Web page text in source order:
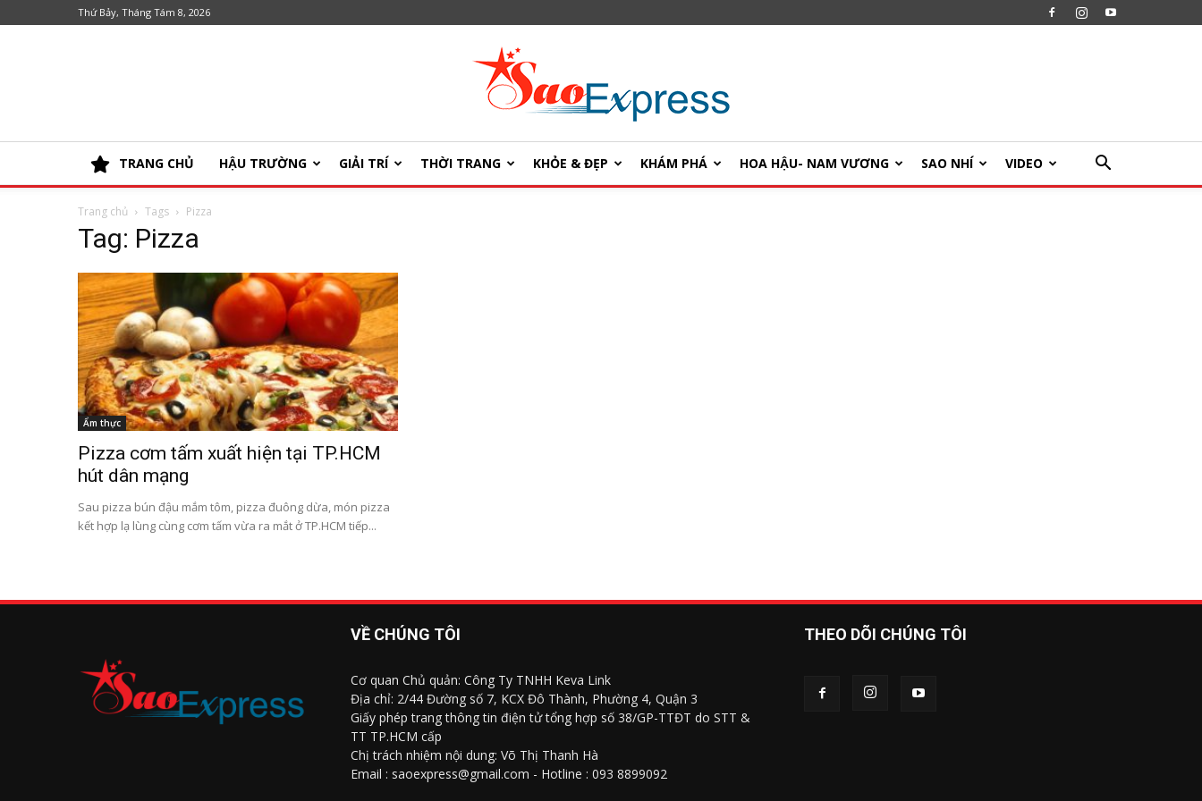
Thứ Bảy, Tháng Tám 8, 2026
SaoExpress
TRANG CHỦ HẬU TRƯỜNG GIẢI TRÍ THỜI TRANG KHỎE & ĐẸP KHÁM PHÁ HOA HẬU- NAM VƯƠNG SAO NHÍ VIDEO
Trang chủ Tags Pizza
Tag: Pizza
Ẩm thực
Pizza cơm tấm xuất hiện tại TP.HCM
hút dân mạng
Sau pizza bún đậu mắm tôm, pizza đuông dừa, món pizza
kết hợp lạ lùng cùng cơm tấm vừa ra mắt ở TP.HCM tiếp...
VỀ CHÚNG TÔI
Cơ quan Chủ quản: Công Ty TNHH Keva Link
Địa chỉ: 2/44 Đường số 7, KCX Đô Thành, Phường 4, Quận 3
Giấy phép trang thông tin điện tử tổng hợp số 38/GP-TTĐT do STT &
TT TP.HCM cấp
Chị trách nhiệm nội dung: Võ Thị Thanh Hà
Email : saoexpress@gmail.com - Hotline : 093 8899092
THEO DÕI CHÚNG TÔI